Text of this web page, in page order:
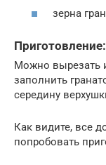
зерна
Приготовление:
Можно вырезать
заполнить
середину
Как видите, все
попробовать